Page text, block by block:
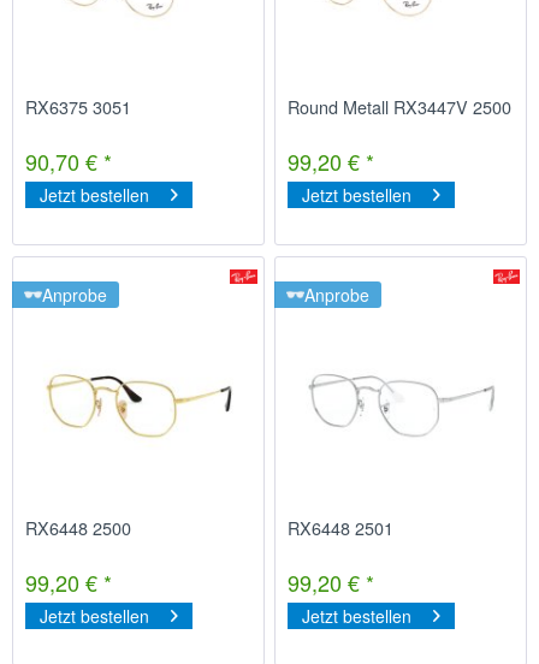
RX6375 3051
90,70 € *
Jetzt bestellen
Round Metall RX3447V 2500
99,20 € *
Jetzt bestellen
Anprobe
RX6448 2500
99,20 € *
Jetzt bestellen
Anprobe
RX6448 2501
99,20 € *
Jetzt bestellen